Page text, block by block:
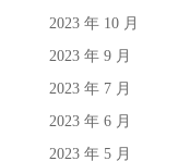
2023 年 10 月
2023 年 9 月
2023 年 7 月
2023 年 6 月
2023 年 5 月